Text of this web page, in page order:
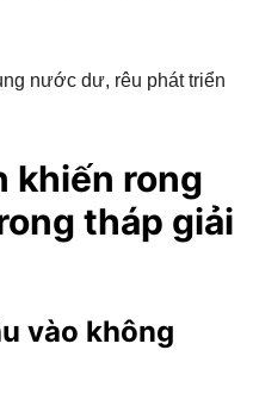
nước dư, rêu phát triển
khiến rong
tháp giải
vào không